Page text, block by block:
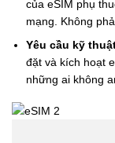
của eSIM phụ
mạng. Không
Yêu cầu kỹ
đặt và kích hoạt
những ai không